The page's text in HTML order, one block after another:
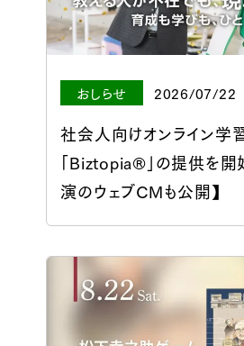
おしらせ 2026/07/22
社会人向けオンライン学
「Biztopia®」の提供を開
演のウェブCMも公開】